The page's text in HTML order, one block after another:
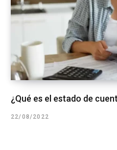
¿Qué es el estado de
22/08/2022